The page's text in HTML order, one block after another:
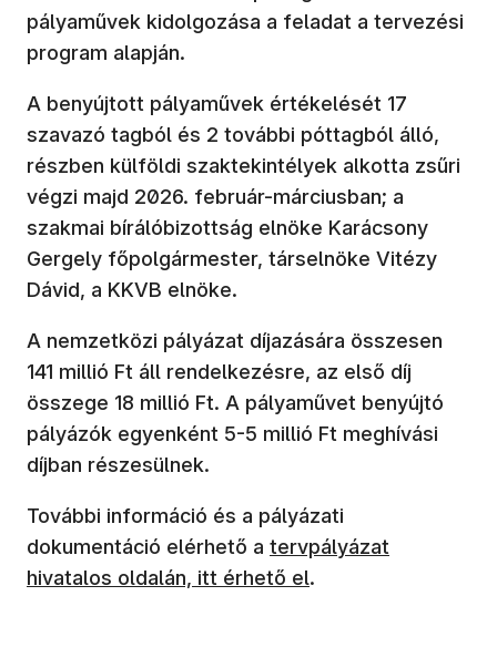
pályaművek kidolgozása a feladat a tervezési
program alapján.
A benyújtott pályaművek értékelését 17
szavazó tagból és 2 további póttagból álló,
részben külföldi szaktekintélyek alkotta zsűri
végzi majd 2026. február-márciusban; a
szakmai bírálóbizottság elnöke Karácsony
Gergely főpolgármester, társelnöke Vitézy
Dávid, a KKVB elnöke.
A nemzetközi pályázat díjazására összesen
141 millió Ft áll rendelkezésre, az első díj
összege 18 millió Ft. A pályaművet benyújtó
pályázók egyenként 5-5 millió Ft meghívási
díjban részesülnek.
További információ és a pályázati
dokumentáció elérhető a tervpályázat
hivatalos oldalán, itt érhető el.